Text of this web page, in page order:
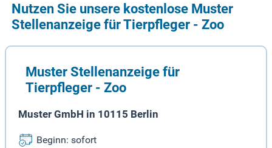
Nutzen Sie unsere kostenlose Muster
Stellenanzeige für Tierpfleger - Zoo
Muster Stellenanzeige für
Tierpfleger - Zoo
Muster GmbH in 10115 Berlin
Beginn: sofort